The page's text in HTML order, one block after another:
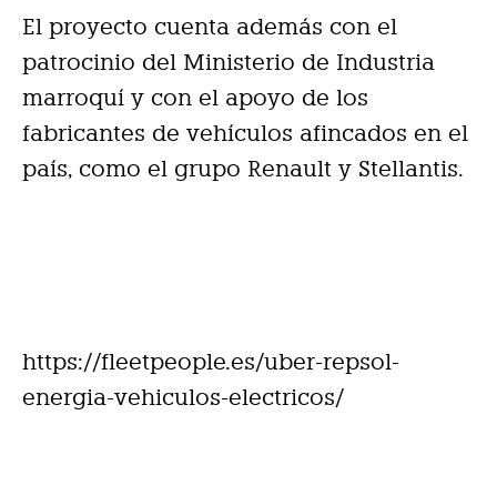
El proyecto cuenta además con el
patrocinio del Ministerio de Industria
marroquí y con el apoyo de los
fabricantes de vehículos afincados en el
país, como el grupo Renault y Stellantis.
https://fleetpeople.es/uber-repsol-
energia-vehiculos-electricos/